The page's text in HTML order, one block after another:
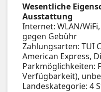
Wesentliche
Ausstattung
Internet: WLAN/
gegen Gebühr
Zahlungsarten: TUI
American Express,
Parkmöglichkeiten:
Verfügbarkeit),
Landeskategorie: 4